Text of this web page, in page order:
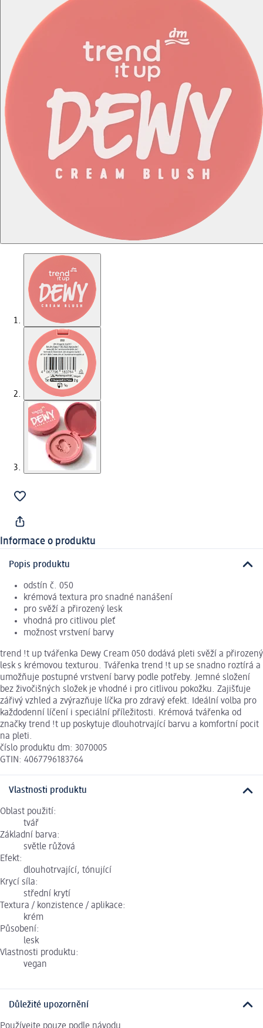
Informace o produktu
Popis produktu
odstín č. 050
krémová textura pro snadné nanášení
pro svěží a přirozený lesk
vhodná pro citlivou pleť
možnost vrstvení barvy
trend !t up tvářenka Dewy Cream 050 dodává pleti svěží a přirozený
lesk s krémovou texturou. Tvářenka trend !t up se snadno roztírá a
umožňuje postupné vrstvení barvy podle potřeby. Jemné složení
bez živočišných složek je vhodné i pro citlivou pokožku. Zajišťuje
zářivý vzhled a zvýrazňuje líčka pro zdravý efekt. Ideální volba pro
každodenní líčení i speciální příležitosti. Krémová tvářenka od
značky trend !t up poskytuje dlouhotrvající barvu a komfortní pocit
na pleti.
číslo produktu dm: 3070005
GTIN: 4067796183764
Vlastnosti produktu
Oblast použití:
tvář
Základní barva:
světle růžová
Efekt:
dlouhotrvající, tónující
Krycí síla:
střední krytí
Textura / konzistence / aplikace:
krém
Působení:
lesk
Vlastnosti produktu:
vegan
Důležité upozornění